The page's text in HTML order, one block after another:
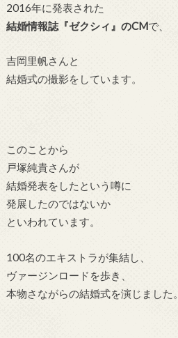
2016年に発表された
結婚情報誌『ゼクシィ』のCMで、
吉岡里帆さんと
結婚式の撮影をしています。
このことから
戸塚純貴さんが
結婚発表をしたという噂に
発展したのではないか
といわれています。
100名のエキストラが集結し、
ヴァージンロードを歩き、
本物さながらの結婚式を演じました。